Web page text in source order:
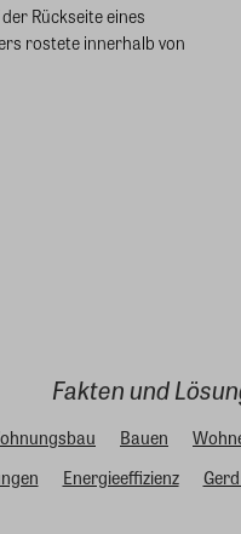
Rückseite eines
rostete innerhalb von
Fakten und
Bauen
Energieeffizienz